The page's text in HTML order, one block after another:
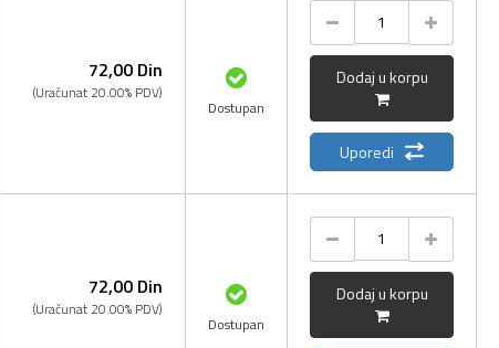
72,00 Din
(Uračunat 20.00% PDV)
Dostupan
Dodaj u korpu
Uporedi
72,00 Din
(Uračunat 20.00% PDV)
Dostupan
Dodaj u korpu